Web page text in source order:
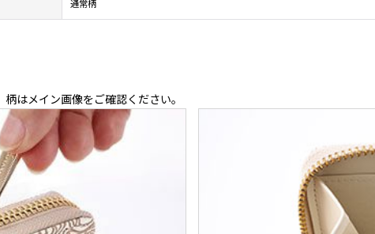
通常柄
はメイン画像をご確認ください。